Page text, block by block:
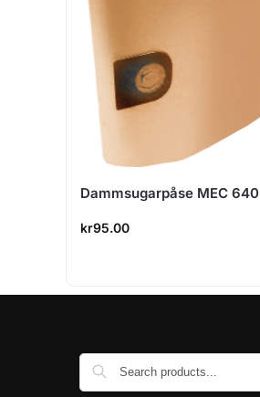
Dammsugarpåse MEC 640
kr95.00